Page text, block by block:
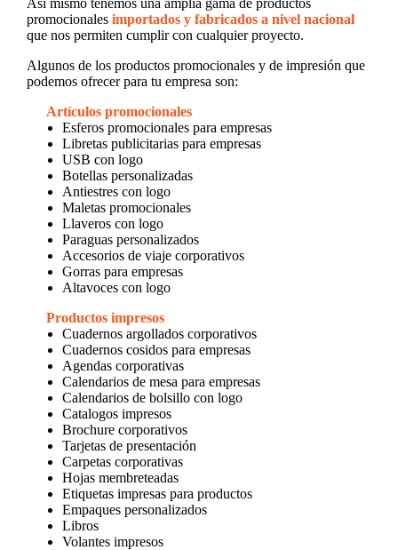
promocionales importados y fabricados a nivel nacional
que nos permiten cumplir con cualquier proyecto.
Algunos de los productos promocionales y de impresión que
podemos ofrecer para tu empresa son:
Artículos promocionales
Esferos promocionales para empresas
Libretas publicitarias para empresas
USB con logo
Botellas personalizadas
Antiestres con logo
Maletas promocionales
Llaveros con logo
Paraguas personalizados
Accesorios de viaje corporativos
Gorras para empresas
Altavoces con logo
Productos impresos
Cuadernos argollados corporativos
Cuadernos cosidos para empresas
Agendas corporativas
Calendarios de mesa para empresas
Calendarios de bolsillo con logo
Catalogos impresos
Brochure corporativos
Tarjetas de presentación
Carpetas corporativas
Hojas membreteadas
Etiquetas impresas para productos
Empaques personalizados
Libros
Volantes impresos